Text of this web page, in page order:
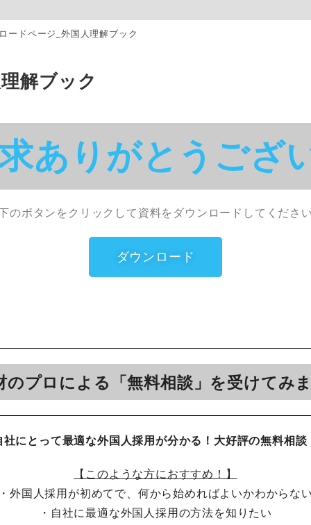
ードページ_外国人理解ブック
解ブック
ありがとうござ
のボタンをクリックして資料をダウンロードしてください
ダウンロード
のプロによる「無料相談」を受けてみ
社にとって最適な外国人採用が分かる！大好評の無料相談
【このような方におすすめ！】
外国人採用が初めてで、何から始めればよいかわからない
・自社に最適な外国人採用の方法を知りたい